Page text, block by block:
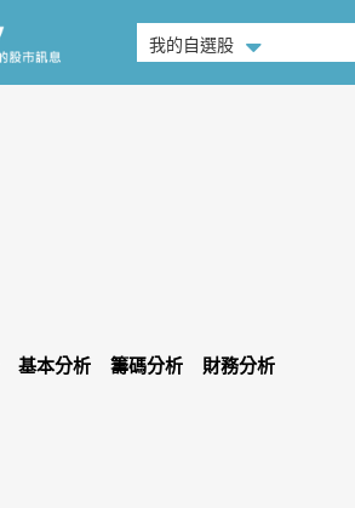
我的自選股
基本分析 籌碼分析 財務分析